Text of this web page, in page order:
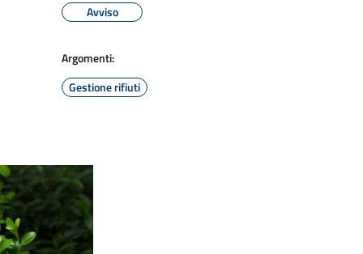
Avviso
Argomenti:
Gestione rifiuti